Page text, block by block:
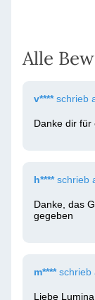
Alle
v****schrieb
Danke dir für
h****schrieb
Danke, das
gegeben
m****schrieb
Liebe